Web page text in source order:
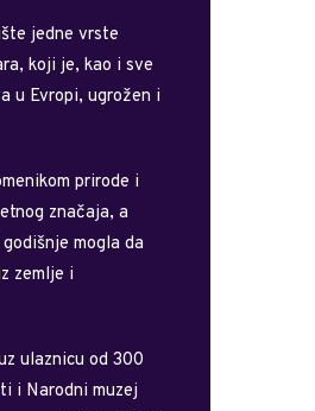
jedne vrste
koji je, kao i sve
u Evropi, ugrožen i
prirode i
značaja, a
mogla da
zemlje i
ulaznicu od 300
i Narodni muzej